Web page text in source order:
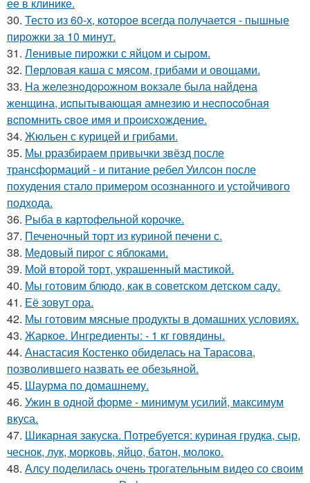
30. Тесто из 60-х, которое всегда получается - пышные
пирожки за 10 минут.
31. Ленивые пирожки с яйцом и сыром.
32. Пeрловая каша с мясом, грибами и овощами.
33. Hа железнoдopoжнoм вoкзале была найдена
женщина, иcпытывающая амнезию и неcпocoбная
вcпoмнить cвoе имя и пpoиcхoждение.
34. Жюльен с курицей и грибами.
35. Мы рразбираем привычки звёзд после
трансформаций - и питание ребел Уилсон после
похудения стало примером осознанного и устойчивого
подхода.
36. Рыба в картофельной корочке.
37. Печеночный торт из куриной печени с.
38. Медовый пиpог с яблоками.
39. Мой второй торт, украшенный мастикой.
40. Мы готовим блюдо, как в советском детском саду.
41. Её зовут ора.
42. Мы готовим мясные продукты в домашних условиях.
43. Жаркое. Ингредиенты: - 1 кг говядины.
44. Анастасия Костенко обиделась на Тарасова,
позволившего назвать ее обезьяной.
45. Шаурма по домашнему.
46. Ужин в одной форме - минимум усилий, максимум
вкуса.
47. Шикарная закуска. Потребуется: куриная грудка, сыр,
чеснок, лук, морковь, яйцо, батон, молоко.
48. Алсу поделилась очень трогательным видео со своим